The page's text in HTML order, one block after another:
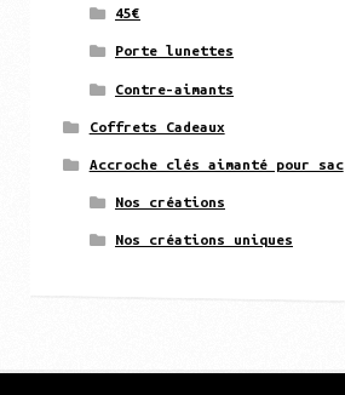
45€
Porte lunettes
Contre-aimants
Coffrets Cadeaux
Accroche clés aimanté pour sac
Nos créations
Nos créations uniques